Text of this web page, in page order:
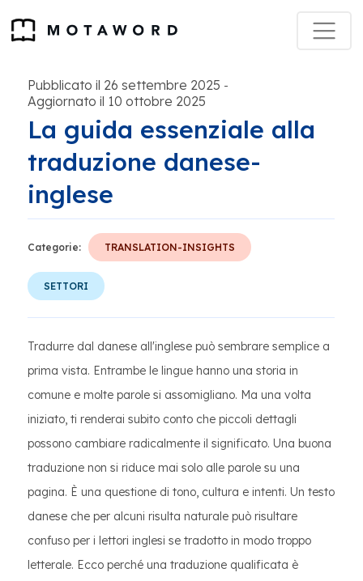
Pubblicato il 26 settembre 2025 -
Aggiornato il 10 ottobre 2025
La guida essenziale alla
traduzione danese-
inglese
Categorie: TRANSLATION-INSIGHTS
SETTORI
Tradurre dal danese all'inglese può sembrare semplice a
prima vista. Entrambe le lingue hanno una storia in
comune e molte parole si assomigliano. Ma una volta
iniziato, ti renderai subito conto che piccoli dettagli
possono cambiare radicalmente il significato. Una buona
traduzione non si riduce mai solo alle parole su una
pagina. È una questione di tono, cultura e intenti. Un testo
danese che per alcuni risulta naturale può risultare
confuso per i lettori inglesi se tradotto in modo troppo
letterale. Ecco perché una traduzione qualificata è